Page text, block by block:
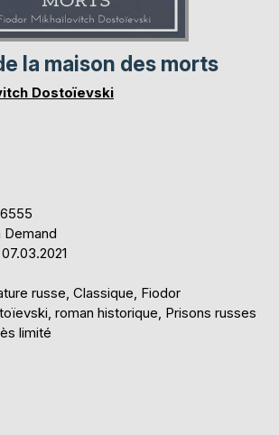
la maison des morts
Dostoïevski
Demand
russe, Classique, Fiodor
roman historique, Prisons russes
limité